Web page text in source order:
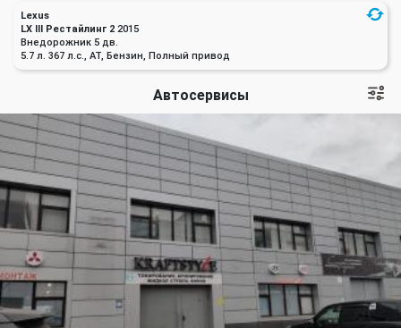
Lexus
LX III Рестайлинг 2 2015
Внедорожник 5 дв.
5.7 л. 367 л.с., AT, Бензин, Полный привод
Автосервисы